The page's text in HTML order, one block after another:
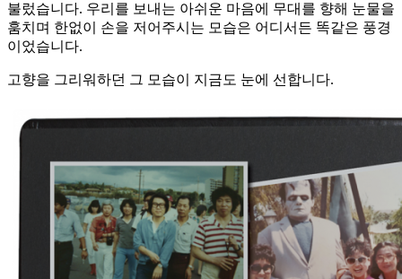
불렀습니다. 우리를 보내는 아쉬운 마음에 무대를 향해 눈물을
훔치며 한없이 손을 저어주시는 모습은 어디서든 똑같은 풍경
이었습니다.
고향을 그리워하던 그 모습이 지금도 눈에 선합니다.